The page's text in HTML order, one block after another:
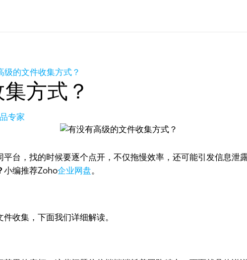
级的文件收集方式？
方式？
专家
台，找的时候要逐个点开，不仅拖慢效率，还可能引发信息泄
小编推荐Zoho企业网盘。
收集，下面我们详细解读。